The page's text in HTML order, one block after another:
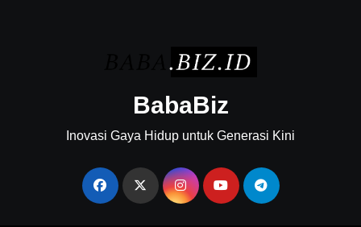
BabaBiz
Inovasi Gaya Hidup untuk Generasi Kini